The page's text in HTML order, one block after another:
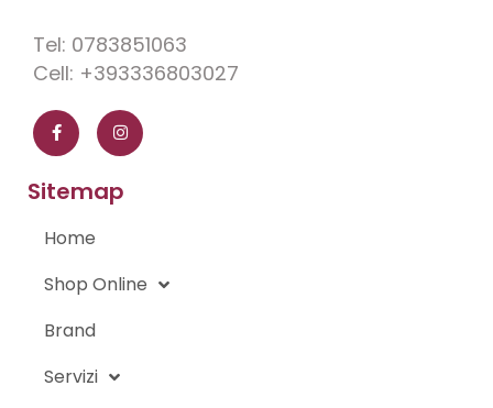
Tel: 0783851063
Cell: +393336803027
a
c
e
b
o
-
f
n
s
t
a
r
Sitemap
Home
Shop Online
Brand
Servizi